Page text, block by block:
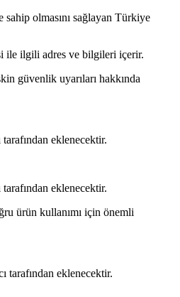
olmasını sağlayan Türkiye
ile ilgili adres ve bilgileri içerir.
güvenlik uyarıları hakkında
tarafından eklenecektir.
tarafından eklenecektir.
ürün kullanımı için önemli
tarafından eklenecektir.